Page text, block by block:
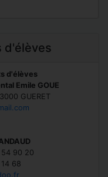
d'élèves
d'élèves
Emile GOUE
GUERET
90 20
68